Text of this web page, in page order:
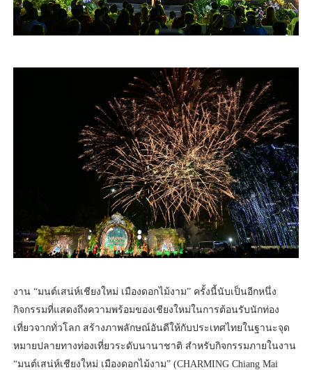
งาน “มนต์เสน่ห์เชียงใหม่ เมืองดอกไม้งาม” ครั้งนี้นับเป็นอีกหนึ่ง
กิจกรรมที่แสดงถึงความพร้อมของเชียงใหม่ในการต้อนรับนักท่อง
เที่ยวจากทั่วโลก สร้างภาพลักษณ์อันดีให้กับประเทศไทยในฐานะจุด
หมายปลายทางท่องเที่ยวระดับนานาชาติ สำหรับกิจกรรมภายในงาน
“มนต์เสน่ห์เชียงใหม่ เมืองดอกไม้งาม” (CHARMING Chiang Mai